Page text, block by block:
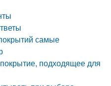
самые
подходящее для